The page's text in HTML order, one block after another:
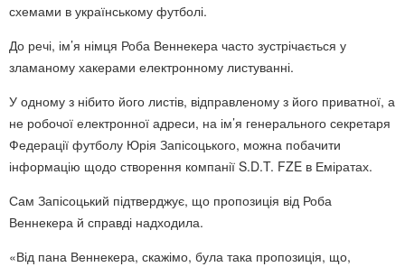
схемами в українському футболі.
До речі, ім’я німця Роба Веннекера часто зустрічається у
зламаному хакерами електронному листуванні.
У одному з нібито його листів, відправленому з його приватної, а
не робочої електронної адреси, на ім’я генерального секретаря
Федерації футболу Юрія Запісоцького, можна побачити
інформацію щодо створення компанії S.D.T. FZE в Еміратах.
Сам Запісоцький підтверджує, що пропозиція від Роба
Веннекера й справді надходила.
«Від пана Веннекера, скажімо, була така пропозиція, що,